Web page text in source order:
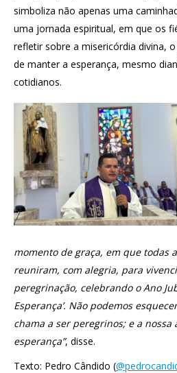
simboliza não apenas uma
uma jornada espiritual, em que os
refletir sobre a misericórdia divina,
de manter a esperança, mesmo
cotidianos.
momento de graça, em que todas
reuniram, com alegria, para
peregrinação, celebrando o Ano
Esperança’. Não podemos
chama a ser peregrinos; e a nossa
esperança”, disse.
Texto: Pedro Cândido (